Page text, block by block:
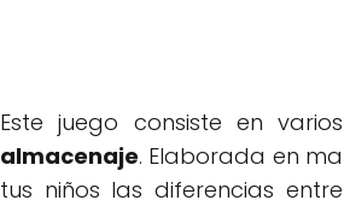
Este juego consiste en varios
almacenaje. Elaborada en
tus niños las diferencias entre